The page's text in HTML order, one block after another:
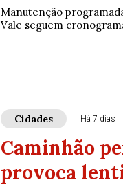
Manutenção
Vale seguem
Cidades Há 7 dias
Caminhão
provoca